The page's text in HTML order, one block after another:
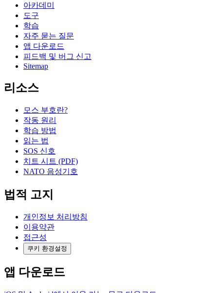
아카데미
도구
학습
자주 묻는 질문
앱 다운로드
피드백 및 버그 신고
Sitemap
리소스
모스 부호란?
작동 원리
학습 방법
읽는 법
SOS 신호
치트 시트 (PDF)
NATO 음성기호
법적 고지
개인정보 처리방침
이용약관
접근성
쿠키 환경설정
앱 다운로드